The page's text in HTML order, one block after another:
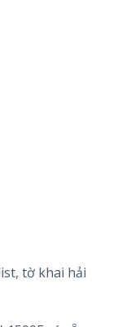
tờ khai hải